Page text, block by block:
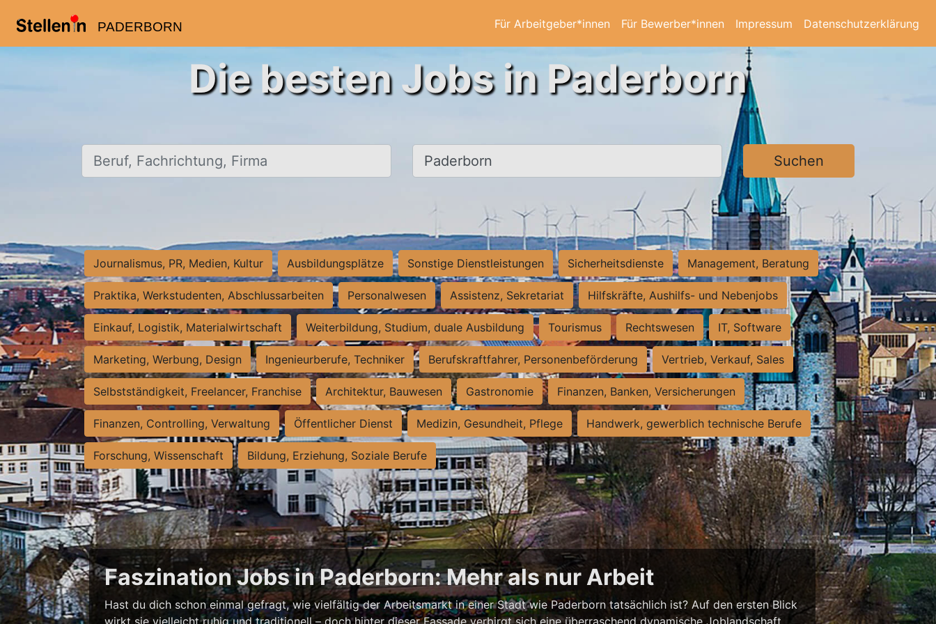
PADERBORN Für Arbeitgeber*innen Für Bewerber*innen Impressum Datenschutzerklärung
Die besten Jobs in Paderborn
Beruf, Fachrichtung, Firma Ort, Stadt Suchen
Journalismus, PR, Medien, Kultur Ausbildungsplätze Sonstige Dienstleistungen Sicherheitsdienste Management, Beratung
Praktika, Werkstudenten, Abschlussarbeiten Personalwesen Assistenz, Sekretariat Hilfskräfte, Aushilfs- und Nebenjobs
Einkauf, Logistik, Materialwirtschaft Weiterbildung, Studium, duale Ausbildung Tourismus Rechtswesen IT, Software
Marketing, Werbung, Design Ingenieurberufe, Techniker Berufskraftfahrer, Personenbeförderung Vertrieb, Verkauf, Sales
Selbstständigkeit, Freelancer, Franchise Architektur, Bauwesen Gastronomie Finanzen, Banken, Versicherungen
Finanzen, Controlling, Verwaltung Öffentlicher Dienst Medizin, Gesundheit, Pflege Handwerk, gewerblich technische Berufe
Forschung, Wissenschaft Bildung, Erziehung, Soziale Berufe
Faszination Jobs in Paderborn: Mehr als nur Arbeit
Hast du dich schon einmal gefragt, wie vielfältig der Arbeitsmarkt in einer Stadt wie Paderborn tatsächlich ist? Auf den ersten Blick